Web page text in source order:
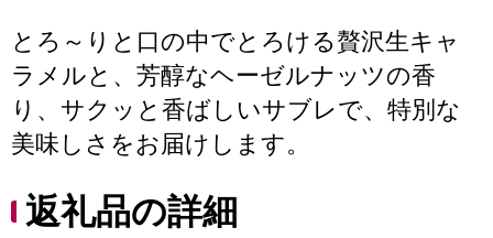
とろ～りと口の中でとろける贅沢生キャ
ラメルと、芳醇なヘーゼルナッツの香
り、サクッと香ばしいサブレで、特別な
美味しさをお届けします。
返礼品の詳細